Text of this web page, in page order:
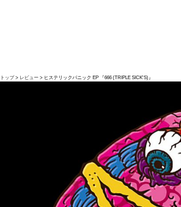
トップ レビュー ヒステリックパニック EP 『666 (TRIPLE SICK'S)』